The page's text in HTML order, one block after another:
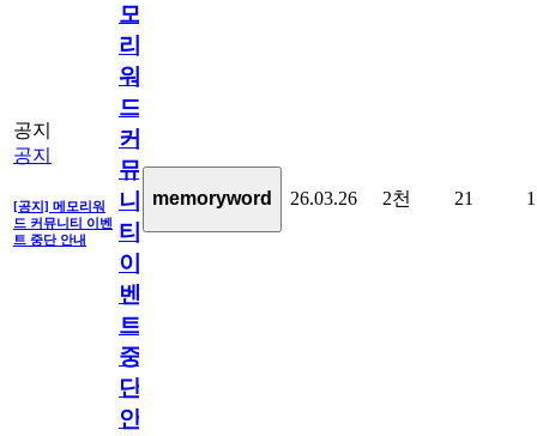
공지
공지
[공지] 메모리워
드 커뮤니티 이벤
트 중단 안내
모
리
워
드
커
뮤
니
티
이
벤
트
중
단
안
memoryword 26.03.26 2천 21 1